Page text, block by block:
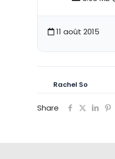
11 août 2015
Rachel So
Share